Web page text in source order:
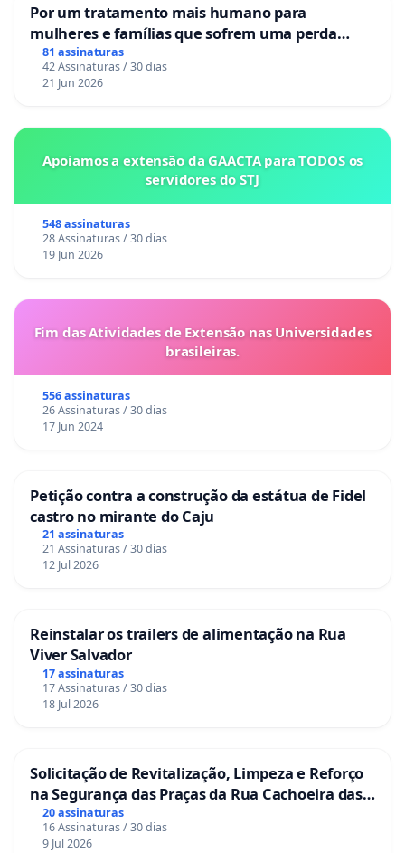
Por um tratamento mais humano para
mulheres e famílias que sofrem uma perda
gestacional nos hospitais portugueses
81 assinaturas
42 Assinaturas / 30 dias
21 Jun 2026
Apoiamos a extensão da GAACTA para TODOS os
servidores do STJ
548 assinaturas
28 Assinaturas / 30 dias
19 Jun 2026
Fim das Atividades de Extensão nas Universidades
brasileiras.
556 assinaturas
26 Assinaturas / 30 dias
17 Jun 2024
Petição contra a construção da estátua de Fidel
castro no mirante do Caju
21 assinaturas
21 Assinaturas / 30 dias
12 Jul 2026
Reinstalar os trailers de alimentação na Rua
Viver Salvador
17 assinaturas
17 Assinaturas / 30 dias
18 Jul 2026
Solicitação de Revitalização, Limpeza e Reforço
na Segurança das Praças da Rua Cachoeira das
Sete Ilhas
20 assinaturas
16 Assinaturas / 30 dias
9 Jul 2026